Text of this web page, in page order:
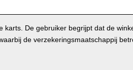
karts. De gebruiker begrijpt dat de
de verzekeringsmaatschappij